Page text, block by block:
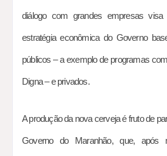
diálogo com grandes empresas visa
estratégia econômica do Governo
públicos – a exemplo de programas
Digna – e privados.
A produção da nova cerveja é fruto de
Governo do Maranhão, que, após